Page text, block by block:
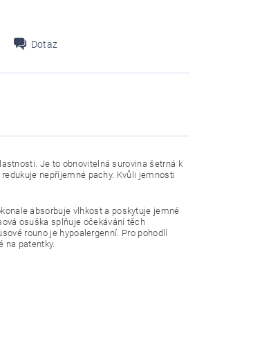
Dotaz
Je to obnovitelná surovina šetrná k
nepříjemné pachy. Kvůli jemnosti
absorbuje vlhkost a poskytuje jemné
osuška splňuje očekávání těch
rouno je hypoalergenní. Pro pohodlí
na patentky.